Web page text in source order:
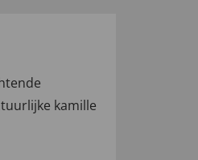
kamille